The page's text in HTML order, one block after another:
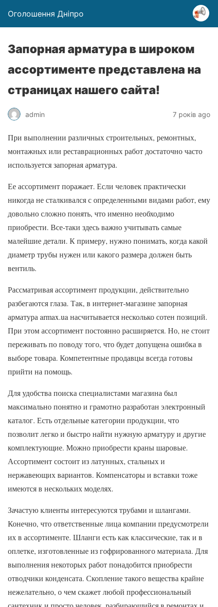
Оголошення Дніпро
Запорная арматура в широком
ассортименте представлена на
страницах нашего сайта!
admin 7 років ago
При выполнении различных строительных, ремонтных,
монтажных или реставрационных работ достаточно часто
используется запорная арматура.
Ее ассортимент поражает. Если человек практически
никогда не сталкивался с определенными видами работ, ему
довольно сложно понять, что именно необходимо
приобрести. Все-таки здесь важно учитывать самые
малейшие детали. К примеру, нужно понимать, когда какой
диаметр трубы нужен или какого размера должен быть
вентиль.
Рассматривая ассортимент продукции, действительно
разбегаются глаза. Так, в интернет-магазине запорная
арматура armax.ua насчитывается несколько сотен позиций.
При этом ассортимент постоянно расширяется. Но, не стоит
переживать по поводу того, что будет допущена ошибка в
выборе товара. Компетентные продавцы всегда готовы
прийти на помощь.
Для удобства поиска специалистами магазина был
максимально понятно и грамотно разработан электронный
каталог. Есть отдельные категории продукции, что
позволит легко и быстро найти нужную арматуру и другие
комплектующие. Можно приобрести краны шаровые.
Ассортимент состоит из латунных, стальных и
нержавеющих вариантов. Компенсаторы и вставки тоже
имеются в нескольких моделях.
Зачастую клиенты интересуются трубами и шлангами.
Конечно, что ответственные лица компании предусмотрели
их в ассортименте. Шланги есть как классические, так и в
оплетке, изготовленные из гофрированного материала. Для
выполнения некоторых работ понадобится приобрести
отводчики конденсата. Скопление такого вещества крайне
нежелательно, о чем скажет любой профессиональный